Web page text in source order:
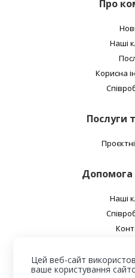
Про
Наші
Корисна
Послуги
Допомога
Наші
Наша
Цей веб-сайт
ваше користування